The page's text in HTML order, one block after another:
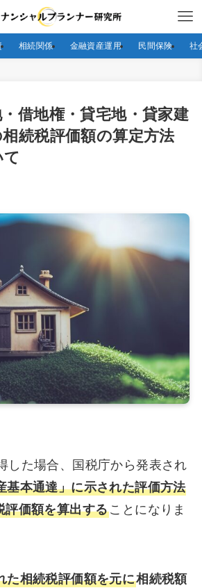
相続関係 金融資産運用 民間保険 社
借地権・貸宅地・貸家建
続税評価額の算定方法
て
した場合、国税庁から発表され
基本通達」に示された評価方法
評価額を算出することになりま
た相続税評価額を元に相続税額